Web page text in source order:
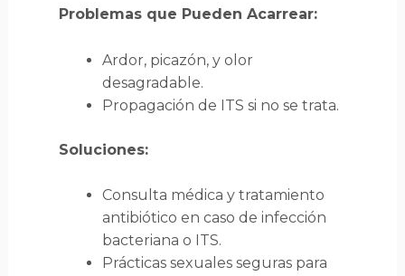
Problemas que Pueden Acarrear:
Ardor, picazón, y olor
desagradable.
Propagación de ITS si no se trata.
Soluciones:
Consulta médica y tratamiento
antibiótico en caso de infección
bacteriana o ITS.
Prácticas sexuales seguras para